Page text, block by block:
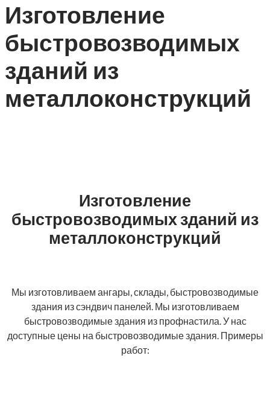
Изготовление
быстровозводимых
зданий из
металлоконструкций
Изготовление
быстровозводимых зданий из
металлоконструкций
Мы изготовливаем ангары, склады, быстровозводимые
здания из сэндвич панелей. Мы изготовливаем
быстровозводимые здания из профнастила. У нас
доступные цены на быстровозводимые здания. Примеры
работ: